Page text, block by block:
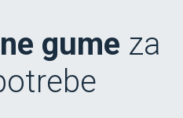
gume za